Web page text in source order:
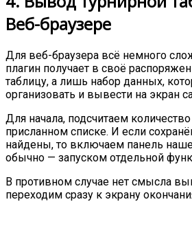
Веб-браузере
Для веб-браузера всё немного
плагин получает в своё
таблицу, а лишь набор данных,
организовать и вывести на экран
Для начала, подсчитаем
присланном списке. И если
найдены, то включаем панель
обычно — запуском отдельной
В противном случае нет смысла
переходим сразу к экрану